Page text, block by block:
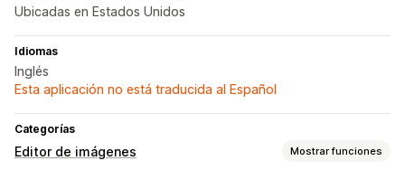
Ubicadas en Estados Unidos
Idiomas
Inglés
Esta aplicación no está traducida al Español
Categorías
Editor de imágenes Mostrar funciones